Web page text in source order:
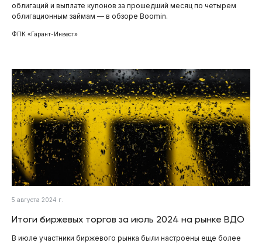
облигаций и выплате купонов за прошедший месяц по четырем
облигационным займам — в обзоре Boomin.
ФПК «Гарант-Инвест»
5 августа 2024 г.
Итоги биржевых торгов за июль 2024 на рынке ВДО
В июле участники биржевого рынка были настроены еще более